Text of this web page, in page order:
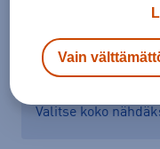
Tarkista saatavuus
Verkkokauppa:
Valitse koko
Vain